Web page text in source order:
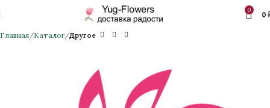
0 0
Главная Каталог Другое